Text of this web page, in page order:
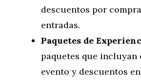
descuentos por
entradas.
Paquetes de
paquetes que incluyan
evento y descuentos